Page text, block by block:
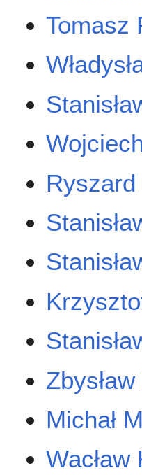
Tomasz
Michał